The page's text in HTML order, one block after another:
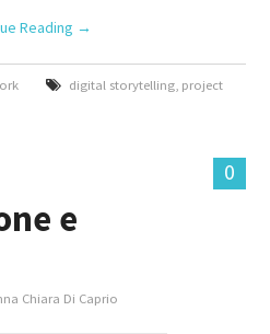
Reading →
digital storytelling, project
0
e
Chiara Di Caprio